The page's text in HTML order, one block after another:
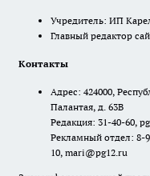
Учредитель: ИП
Главный редактор
Контакты
Адрес: 424000,
Палантая, д. 63В
Редакция: 31-40-60,
Рекламный отдел: 8-
10, mari@pg12.ru